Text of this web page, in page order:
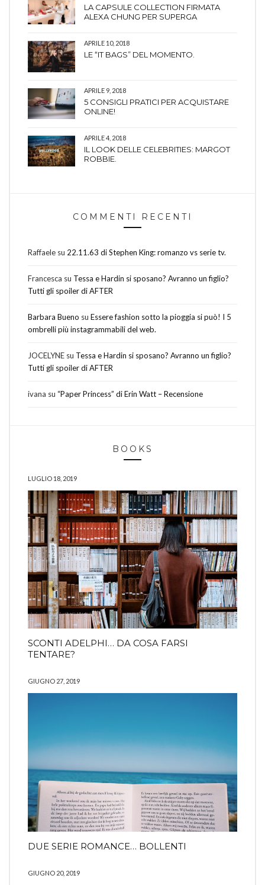
LA CAPSULE COLLECTION FIRMATA
ALEXA CHUNG PER SUPERGA
APRILE 10, 2018
LE “IT BAGS” DEL MOMENTO.
APRILE 9, 2018
5 CONSIGLI PRATICI PER ACQUISTARE
ONLINE!
APRILE 4, 2018
IL LOOK DELLE CELEBRITIES: MARGOT
ROBBIE.
COMMENTI RECENTI
Raffaele su 22.11.63 di Stephen King: romanzo vs serie tv.
Francesca su Tessa e Hardin si sposano? Avranno un figlio?
Tutti gli spoiler di AFTER
Barbara Bueno su Essere fashion sotto la pioggia si può! I 5
ombrelli più instagrammabili del web.
JOCELYNE su Tessa e Hardin si sposano? Avranno un figlio?
Tutti gli spoiler di AFTER
ivana su “Paper Princess” di Erin Watt – Recensione
BOOKS
LUGLIO 18, 2019
SCONTI ADELPHI… DA COSA FARSI
TENTARE?
GIUGNO 27, 2019
DUE SERIE ROMANCE… BOLLENTI
GIUGNO 20, 2019